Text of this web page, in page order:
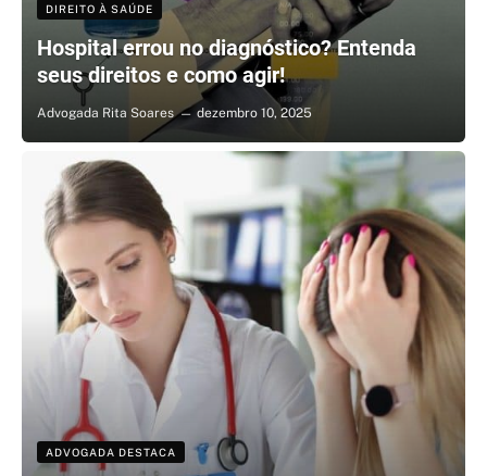
DIREITO À SAÚDE
Hospital errou no diagnóstico? Entenda
seus direitos e como agir!
Advogada Rita Soares dezembro 10, 2025
ADVOGADA DESTACA